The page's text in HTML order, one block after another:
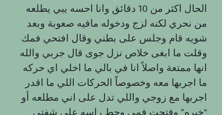
الحال اكثر من 10 دقائق وانا احسه يبي يطلعه
من نحري لكنه لزج ودخوله مافيه صعوبة وبعد
شويه قام وجلس على بطني وقال افتحي فمك
وقلت ما ابغى خلاص نزل جوى قال جربي والله
انها ممتعة واصلاً انا في بالي ما اخلي اي حركه
ما اجربها معه وخصوصاً الحركات اللي ما اقدر
اجربها مع زوجي واللي تدل على اني مطلعه أو
“خبره” وفتحت فمي وحط راسه على شفتي